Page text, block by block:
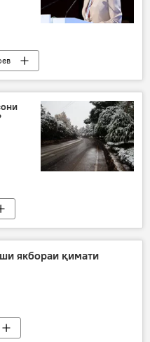
ҳаво
якбораи қимати